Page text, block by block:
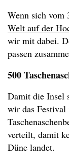
Wenn sich
Welt auf der
wir mit dabei.
passen
500
Damit die Insel
wir das Festival
verteilt, damit
Düne landet.